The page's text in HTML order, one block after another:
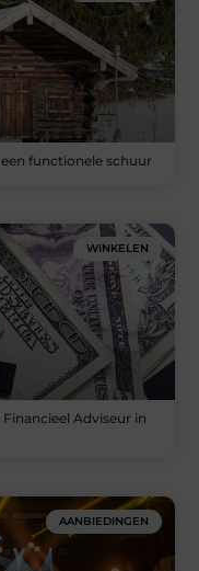
functionele schuur
WINKELEN
Adviseur in
AANBIEDINGEN